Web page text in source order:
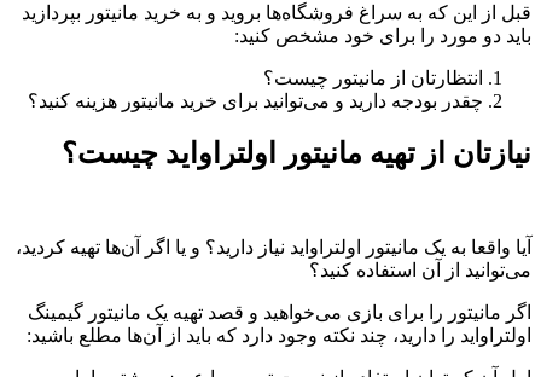
قبل از این که به سراغ فروشگاه‌ها بروید و به خرید مانیتور بپردازید
باید دو مورد را برای خود مشخص کنید:
انتظارتان از مانیتور چیست؟
چقدر بودجه دارید و می‌توانید برای خرید مانیتور هزینه کنید؟
نیازتان از تهیه مانیتور اولتراواید چیست؟
آیا واقعا به یک مانیتور اولتراواید نیاز دارید؟ و یا اگر آن‌ها تهیه کردید،
می‌توانید از آن استفاده کنید؟
اگر مانیتور را برای بازی می‌خواهید و قصد تهیه یک مانیتور گیمینگ
اولتراواید را دارید، چند نکته وجود دارد که باید از آن‌ها مطلع باشید: